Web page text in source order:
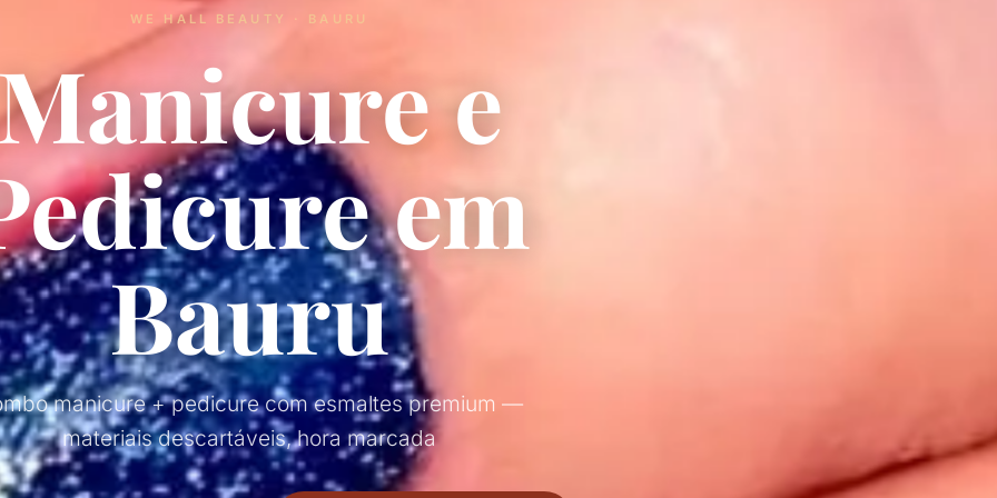
WE HALL BEAUTY · BAURU
e
em
Bauru
manicure + pedicure com esmaltes premium —
materiais descartáveis, hora marcada